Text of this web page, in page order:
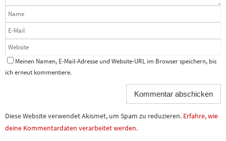
Meinen Namen, E-Mail-Adresse und Website-URL im Browser speichern, bis
ich erneut kommentiere.
Diese Website verwendet Akismet, um Spam zu reduzieren. Erfahre, wie
deine Kommentardaten verarbeitet werden.